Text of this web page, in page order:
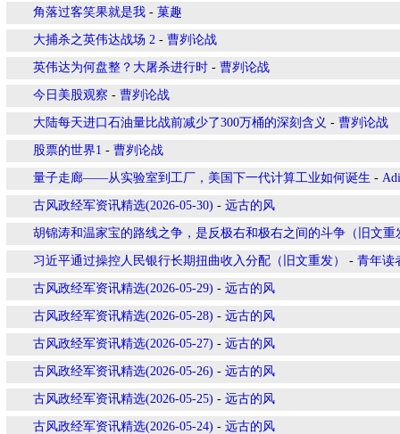
角落过客笑果就是我 - 菓趣
大捕杀之英伟达战场 2 - 曹刿论战
英伟达为何盘整？大屠杀进行时 - 曹刿论战
今日美股观察 - 曹刿论战
大陆每天进口石油量比战前减少了300万桶的深刻含义 - 曹刿论战
股票的世界1 - 曹刿论战
量子走廊——从实验室到工厂，美国下一代计算工业如何诞生 -
古风政经军资讯精选(2026-05-30) - 远古的风
胡锦涛和温家宝的路线之争，是反极右和极右之间的斗争（旧文重
习近平通过操控人民银行长期扭曲收入分配（旧文重发） - 青年读
古风政经军资讯精选(2026-05-29) - 远古的风
古风政经军资讯精选(2026-05-28) - 远古的风
古风政经军资讯精选(2026-05-27) - 远古的风
古风政经军资讯精选(2026-05-26) - 远古的风
古风政经军资讯精选(2026-05-25) - 远古的风
古风政经军资讯精选(2026-05-24) - 远古的风